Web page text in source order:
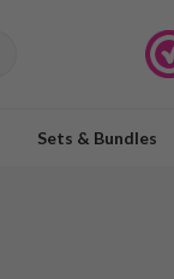
Sets & Bundles